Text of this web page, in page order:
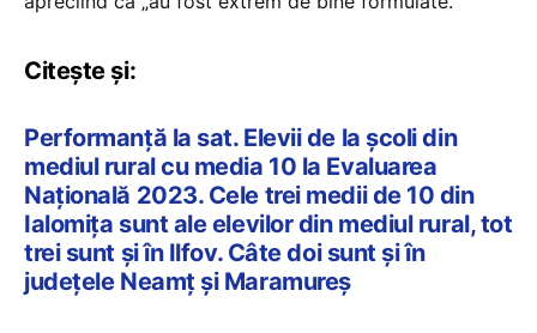
Citește și:
Performanță la sat. Elevii de la școli din
mediul rural cu media 10 la Evaluarea
Națională 2023. Cele trei medii de 10 din
Ialomița sunt ale elevilor din mediul rural, tot
trei sunt și în Ilfov. Câte doi sunt și în
județele Neamț și Maramureș